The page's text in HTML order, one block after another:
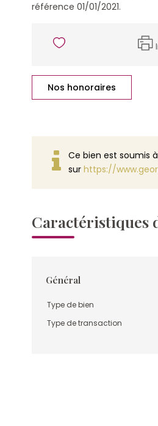
référence 01/01/2021.
Nos honoraires
Ce bien est soumis
sur https://
Caractéristiques
Général
Type de bien
Type de transaction